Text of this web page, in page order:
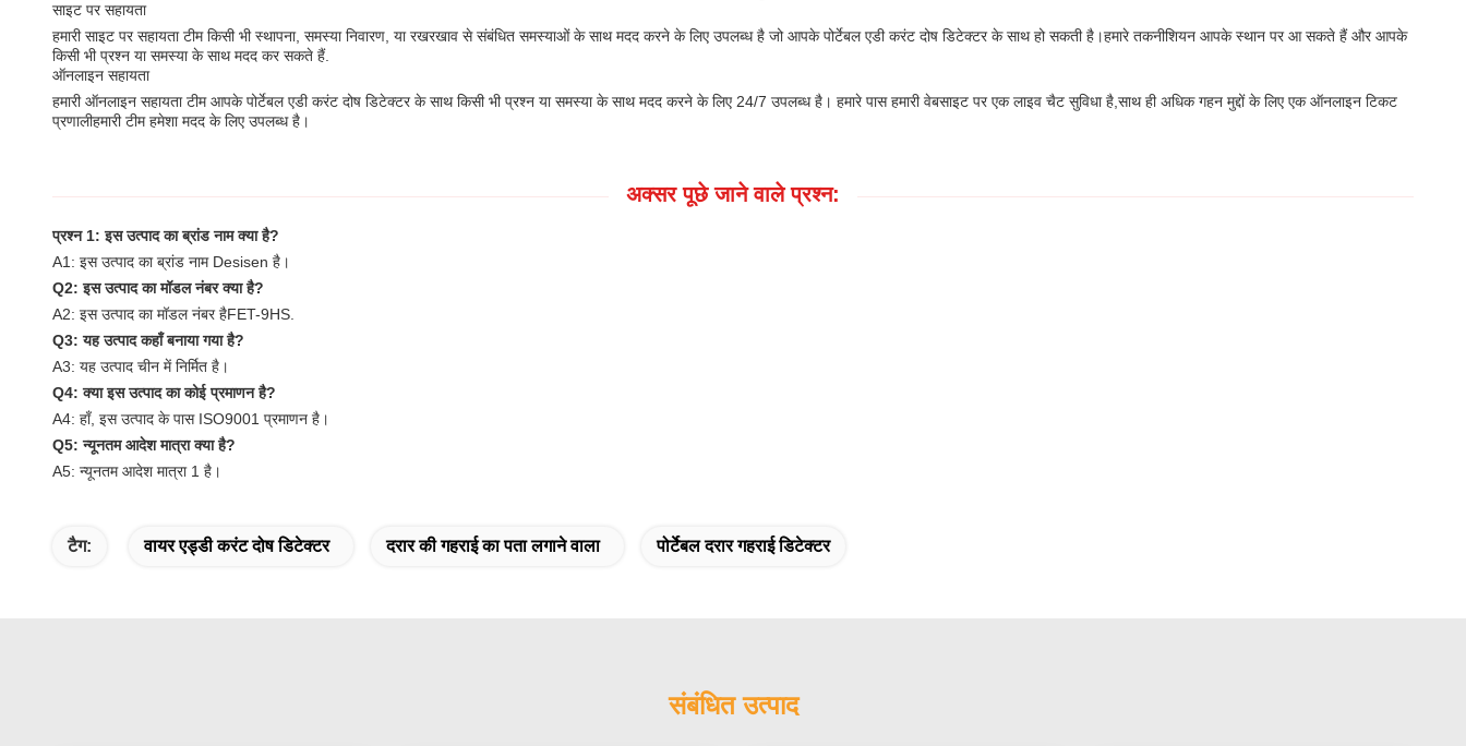
साइट पर सहायता
हमारी साइट पर सहायता टीम किसी भी स्थापना, समस्या निवारण, या रखरखाव से संबंधित समस्याओं के साथ मदद करने के लिए उपलब्ध है जो आपके पोर्टेबल एडी करंट दोष डिटेक्टर के साथ हो सकती है।हमारे तकनीशियन आपके स्थान पर आ सकते हैं और आपके
किसी भी प्रश्न या समस्या के साथ मदद कर सकते हैं.
ऑनलाइन सहायता
हमारी ऑनलाइन सहायता टीम आपके पोर्टेबल एडी करंट दोष डिटेक्टर के साथ किसी भी प्रश्न या समस्या के साथ मदद करने के लिए 24/7 उपलब्ध है। हमारे पास हमारी वेबसाइट पर एक लाइव चैट सुविधा है,साथ ही अधिक गहन मुद्दों के लिए एक ऑनलाइन टिकट
प्रणालीहमारी टीम हमेशा मदद के लिए उपलब्ध है।
अक्सर पूछे जाने वाले प्रश्न:
प्रश्न 1: इस उत्पाद का ब्रांड नाम क्या है?
A1: इस उत्पाद का ब्रांड नाम Desisen है।
Q2: इस उत्पाद का मॉडल नंबर क्या है?
A2: इस उत्पाद का मॉडल नंबर हैFET-9HS
Q3: यह उत्पाद कहाँ बनाया गया है?
A3: यह उत्पाद चीन में निर्मित है।
Q4: क्या इस उत्पाद का कोई प्रमाणन है?
A4: हाँ, इस उत्पाद के पास ISO9001 प्रमाणन है।
Q5: न्यूनतम आदेश मात्रा क्या है?
A5: न्यूनतम आदेश मात्रा 1 है।
टैग: वायर एड्डी करंट दोष डिटेक्टर दरार की गहराई का पता लगाने वाला पोर्टेबल दरार गहराई डिटेक्टर
संबंधित उत्पाद